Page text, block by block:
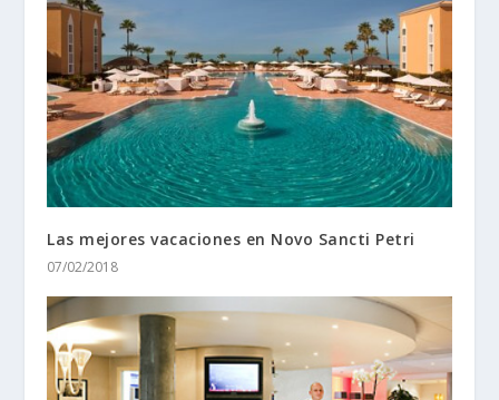
Las mejores vacaciones en Novo Sancti Petri
07/02/2018